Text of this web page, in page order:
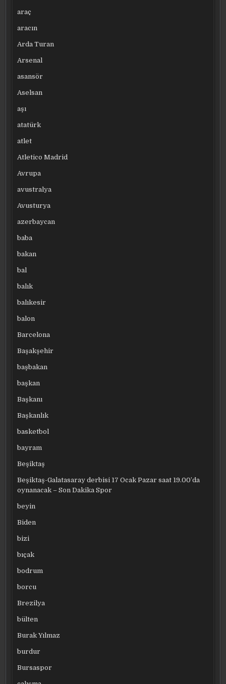
araç
aracın
Arda Turan
Arsenal
asansör
Aselsan
aşı
atatürk
atlet
Atletico Madrid
Avrupa
avustralya
Avusturya
azerbaycan
baba
bakan
bal
balık
balıkesir
balon
Barcelona
Başakşehir
başbakan
başkan
Başkanı
Başkanlık
basketbol
bayram
Beşiktaş
Beşiktaş-Galatasaray derbisi 17 Ocak Pazar saat 19.00’da
oynanacak – Son Dakika Spor
beyin
Biden
bizi
bıçak
bodrum
borcu
Brezilya
bülten
Burak Yılmaz
burdur
Bursaspor